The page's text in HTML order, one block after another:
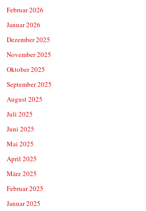
Februar 2026
Januar 2026
Dezember 2025
November 2025
Oktober 2025
September 2025
August 2025
Juli 2025
Juni 2025
Mai 2025
April 2025
März 2025
Februar 2025
Januar 2025